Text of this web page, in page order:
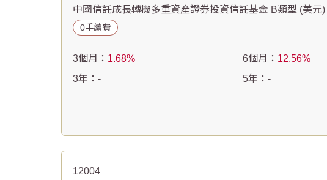
中國信託成長轉機多重資產證券投資信託基金 B類型 (美元)
0手續費
3個月： 1.68 6個月： 12.56
3年： - 5年： -
12004